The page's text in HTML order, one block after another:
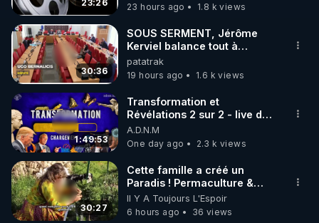
23:26 23 hours ago 1.8 k views
30:36
SOUS SERMENT, Jérôme
Kerviel balance tout à
l'Assemblée !
patatrak
19 hours ago
1.6 k views
1:49:53
Transformation et
Révélations 2 sur 2 - live du
07/08/26
A.D.N.M
One day ago
2.3 k views
30:27
Cette famille a créé un
Paradis ! Permaculture &
Autonomie
Il Y A Toujours L'Espoir
6 hours ago
36 views